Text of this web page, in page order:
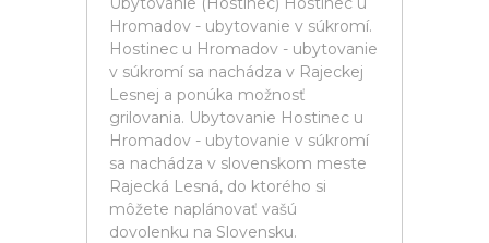
Hromadov - ubytovanie v súkromí.
Hostinec u Hromadov - ubytovanie
v súkromí sa nachádza v Rajeckej
Lesnej a ponúka možnosť
grilovania. Ubytovanie Hostinec u
Hromadov - ubytovanie v súkromí
sa nachádza v slovenskom meste
Rajecká Lesná, do ktorého si
môžete naplánovať vašú
dovolenku na Slovensku.